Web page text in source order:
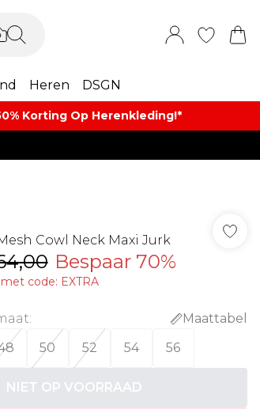
Heren DSGN
Korting Op Herenkleding​!*​
Cowl Neck Maxi Jurk
Bespaar 70%
code: EXTRA
:
Maattabel
50 52 54 56
NIET OP VOORRAAD